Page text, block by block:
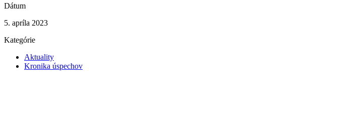
Dátum
5. apríla 2023
Kategórie
Aktuality
Kronika úspechov